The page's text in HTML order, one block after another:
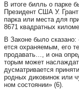
В ито­ге билль о пар­ке
Пре­зи­дент США У.
пар­ка или мес­та для
8671 квад­рат­ных
В За­ко­не бы­ло
ет­ся ох­ра­ня­е­мым, его
про­да­вать…, и она
то­рым мо­жет
дус­мат­ри­ва­ет­ся
род­ных ди­ко­ви­нок или
ном сос­то­я­нии» (6).